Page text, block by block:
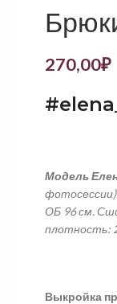
270,00₽
#elena
Модель
фотосессии)
ОБ 96 см.
плотность:
Выкройка